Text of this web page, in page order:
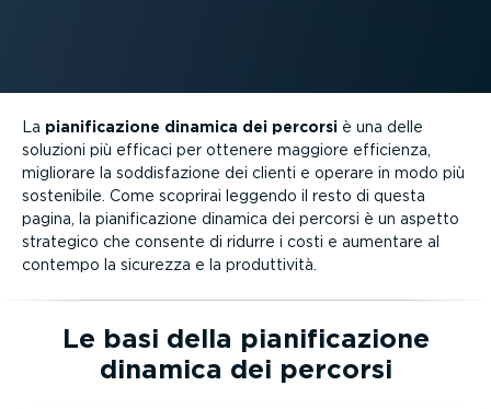
La piani­fi­ca­zione dinamica dei percorsi è una delle
soluzioni più efficaci per ottenere maggiore efficienza,
migliorare la soddi­sfa­zione dei clienti e operare in modo più
sostenibile. Come scoprirai leggendo il resto di questa
pagina, la piani­fi­ca­zione dinamica dei percorsi è un aspetto
strategico che consente di ridurre i costi e aumentare al
contempo la sicurezza e la produt­tività.
Le basi della piani­fi­ca­zione
dinamica dei percorsi